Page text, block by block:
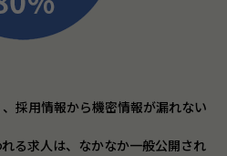
採用情報から機密情報が漏れない
る求人は、なかなか一般公開され